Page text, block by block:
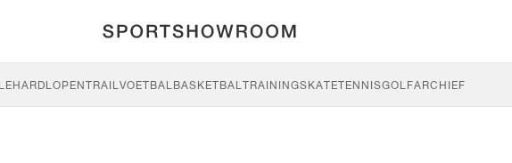
HARDLOPENTRAILVOETBALBASKETBALTRAININGSKATETENNISGOLFARCHIEF